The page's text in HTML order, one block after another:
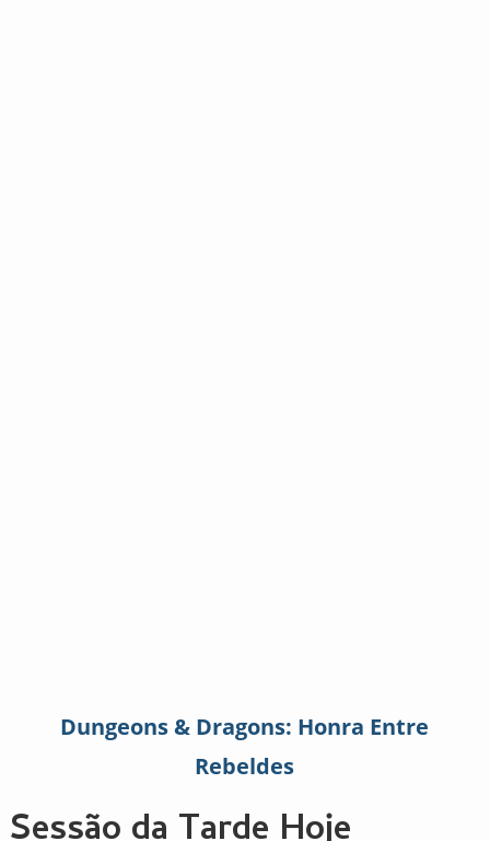
Dungeons & Dragons: Honra Entre
Rebeldes